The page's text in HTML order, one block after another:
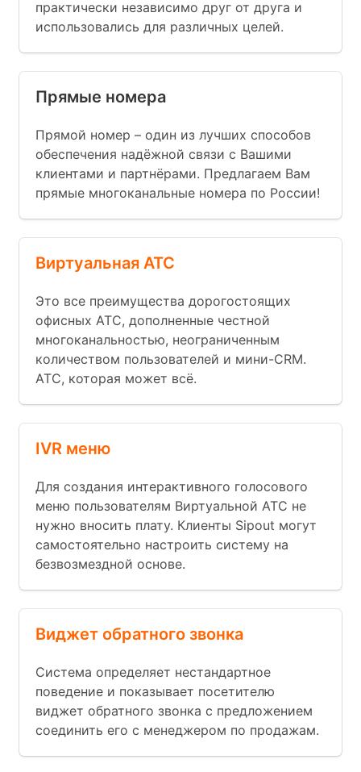
практически независимо друг от друга и
использовались для различных целей.
Прямые номера
Прямой номер – один из лучших способов
обеспечения надёжной связи с Вашими
клиентами и партнёрами. Предлагаем Вам
прямые многоканальные номера по России!
Виртуальная АТС
Это все преимущества дорогостоящих
офисных АТС, дополненные честной
многоканальностью, неограниченным
количеством пользователей и мини-CRM.
АТС, которая может всё.
IVR меню
Для создания интерактивного голосового
меню пользователям Виртуальной АТС не
нужно вносить плату. Клиенты Sipout могут
самостоятельно настроить систему на
безвозмездной основе.
Виджет обратного звонка
Система определяет нестандартное
поведение и показывает посетителю
виджет обратного звонка с предложением
соединить его с менеджером по продажам.